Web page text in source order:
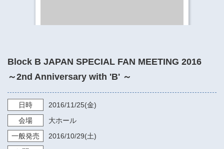
Block B JAPAN SPECIAL FAN MEETING 2016
～2nd Anniversary with 'B' ～
日時 2016/11/25(金)
会場
大ホール
一般発売
2016/10/29(土)